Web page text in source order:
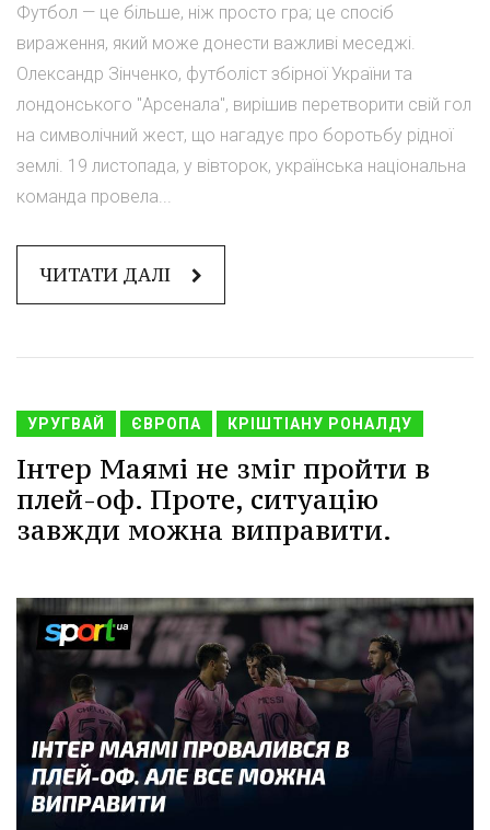
Футбол — це більше, ніж просто гра; це спосіб
вираження, який може донести важливі меседжі.
Олександр Зінченко, футболіст збірної України та
лондонського "Арсенала", вирішив перетворити свій гол
на символічний жест, що нагадує про боротьбу рідної
землі. 19 листопада, у вівторок, українська національна
команда провела...
ЧИТАТИ ДАЛІ
УРУГВАЙ ЄВРОПА КРІШТІАНУ РОНАЛДУ
Інтер Маямі не зміг пройти в
плей-оф. Проте, ситуацію
завжди можна виправити.